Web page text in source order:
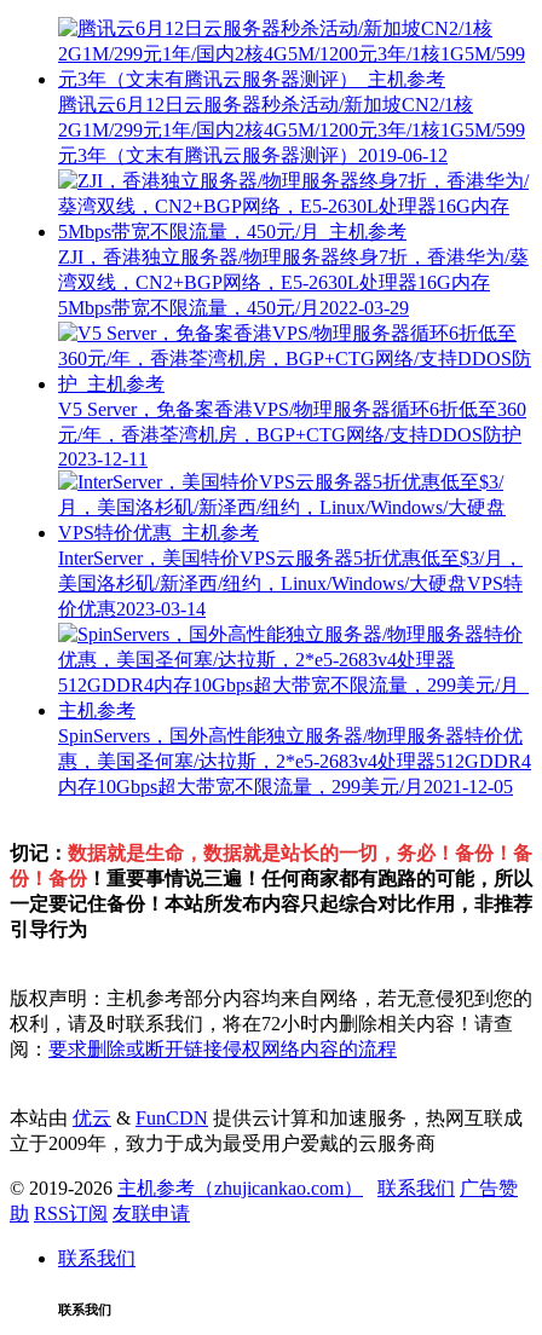
腾讯云6月12日云服务器秒杀活动/新加坡CN2/1核
2G1M/299元1年/国内2核4G5M/1200元3年/1核1G5M/599
元3年（文末有腾讯云服务器测评） 2019-06-12
ZJI，香港独立服务器/物理服务器终身7折，香港华为/葵
湾双线，CN2+BGP网络，E5-2630L处理器16G内存
5Mbps带宽不限流量，450元/月 2022-03-29
V5 Server，免备案香港VPS/物理服务器循环6折低至360
元/年，香港荃湾机房，BGP+CTG网络/支持DDOS防护
2023-12-11
InterServer，美国特价VPS云服务器5折优惠低至$3/月，
美国洛杉矶/新泽西/纽约，Linux/Windows/大硬盘VPS特
价优惠2023-03-14
SpinServers，国外高性能独立服务器/物理服务器特价优
惠，美国圣何塞/达拉斯，2*e5-2683v4处理器512GDDR4
内存10Gbps超大带宽不限流量，299美元/月 2021-12-05
切记： 数据就是生命，数据就是站长的一切，务必！备份！备
份！备份！重要事情说三遍！任何商家都有跑路的可能，所以
一定要记住备份！本站所发布内容只起综合对比作用，非推荐
引导行为
版权声明：主机参考部分内容均来自网络，若无意侵犯到您的
权利，请及时联系我们，将在72小时内删除相关内容！请查
阅： 要求删除或断开链接侵权网络内容的流程
本站由 优云 & FunCDN 提供云计算和加速服务，热网互联成
立于2009年，致力于成为最受用户爱戴的云服务商
© 2019-2026 主机参考（zhujicankao.com） 联系我们 广告赞
助 RSS订阅 友联申请
联系我们
联系我们